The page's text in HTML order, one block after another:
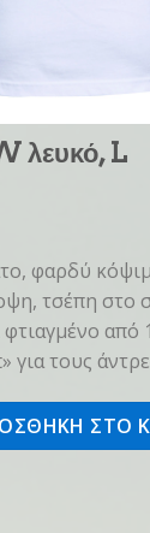
λευκό, L
φαρδύ
τσέπη στο
φτιαγμένο από
για τους
L ποσότητα
ΣΤΟ